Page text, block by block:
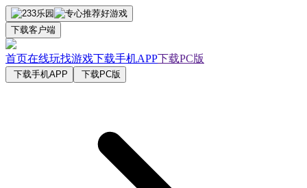
下载客户端
首页在线玩找游戏下载手机APP下载PC版
下载手机APP 下载PC版